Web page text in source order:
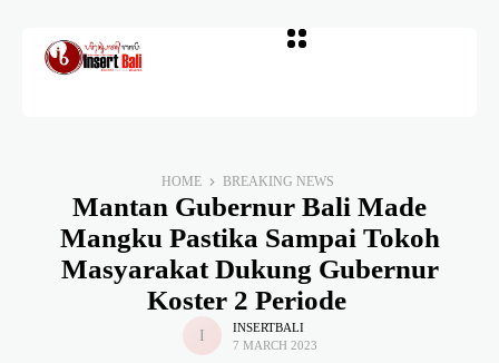
HOME BREAKING NEWS
Mantan Gubernur Bali Made
Mangku Pastika Sampai Tokoh
Masyarakat Dukung Gubernur
Koster 2 Periode
INSERTBALI
7 MARCH 2023